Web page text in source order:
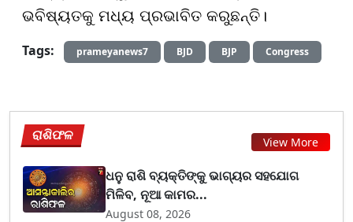
ଭବିଷ୍ୟତକୁ ମଧ୍ୟ ପ୍ରଭାବିତ କରୁଛନ୍ତି।
Tags:
prameyanews7 BJD BJP Congress
ରାଶିଫଳ View More
ଧନୁ ରାଶି ବ୍ୟକ୍ତିଙ୍କୁ ଭାଗ୍ୟର ସହଯୋଗ
ମିଳିବ, ନୂଆ କାମର...
August 08, 2026